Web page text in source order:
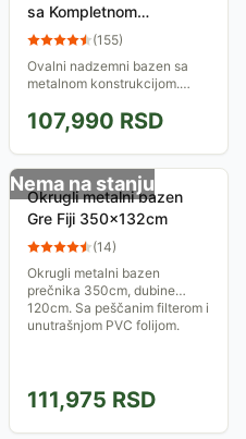
sa Kompletnom
Opremom 732 x 366 x
(155)
Ovalni nadzemni bazen sa
metalnom konstrukcijom.
cm, širina 360 cm. U
kompletu sa filterskom
pumpom, podlogom,
pokrivkom,...
107,990 RSD
Nema na stanju
Okrugli metalni bazen
Gre Fiji 350x132cm
(14)
Okrugli metalni bazen
prečnika 350cm, dubine
120cm. Sa peščanim filterom i
unutrašnjom PVC folijom.
111,975 RSD